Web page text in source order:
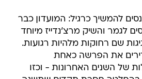
להמשיך כרגיל: המועדון כבר
לגמר והשיק מרצ'נדייז מיוחד
שם רחוקות מלהיות רגועות.
את הפרשה כאחת
של השנים האחרונות - וכזו